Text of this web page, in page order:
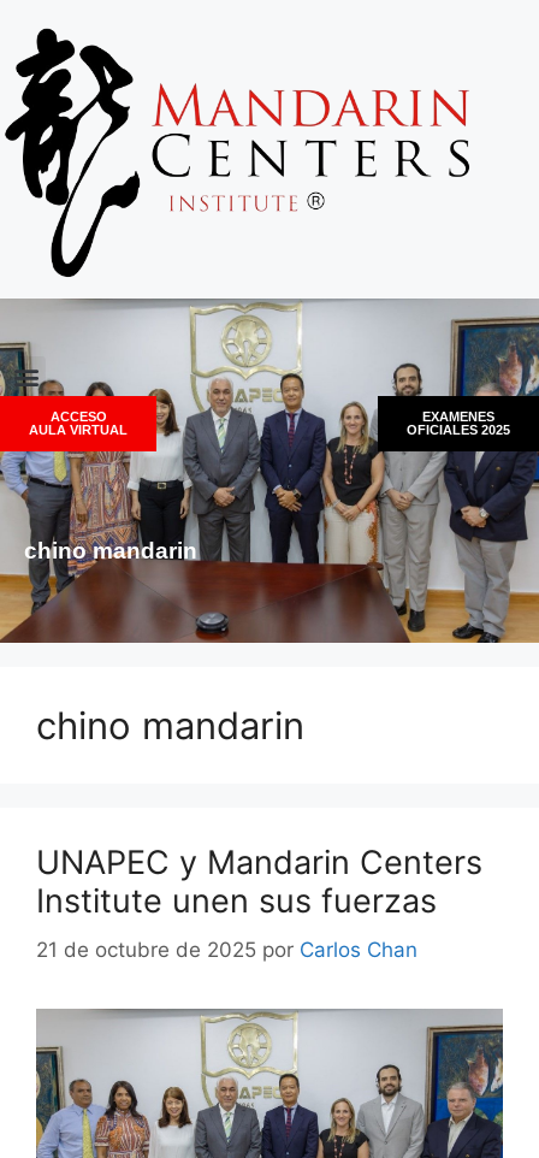
ACCESO
AULA VIRTUAL
EXAMENES
OFICIALES 2025
chino mandarin
chino mandarin
UNAPEC y Mandarin Centers
Institute unen sus fuerzas
21 de octubre de 2025 por Carlos Chan